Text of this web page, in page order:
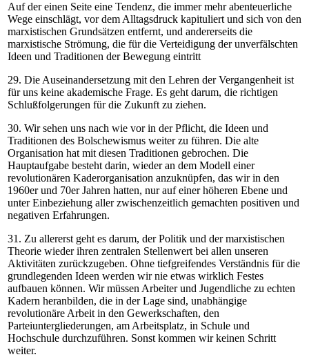
Auf der einen Seite eine Tendenz, die immer mehr abenteuerliche
Wege einschlägt, vor dem Alltagsdruck kapituliert und sich von den
marxistischen Grundsätzen entfernt, und andererseits die
marxistische Strömung, die für die Verteidigung der unverfälschten
Ideen und Traditionen der Bewegung eintritt
29. Die Auseinandersetzung mit den Lehren der Vergangenheit ist
für uns keine akademische Frage. Es geht darum, die richtigen
Schlußfolgerungen für die Zukunft zu ziehen.
30. Wir sehen uns nach wie vor in der Pflicht, die Ideen und
Traditionen des Bolschewismus weiter zu führen. Die alte
Organisation hat mit diesen Traditionen gebrochen. Die
Hauptaufgabe besteht darin, wieder an dem Modell einer
revolutionären Kaderorganisation anzuknüpfen, das wir in den
1960er und 70er Jahren hatten, nur auf einer höheren Ebene und
unter Einbeziehung aller zwischenzeitlich gemachten positiven und
negativen Erfahrungen.
31. Zu allererst geht es darum, der Politik und der marxistischen
Theorie wieder ihren zentralen Stellenwert bei allen unseren
Aktivitäten zurückzugeben. Ohne tiefgreifendes Verständnis für die
grundlegenden Ideen werden wir nie etwas wirklich Festes
aufbauen können. Wir müssen Arbeiter und Jugendliche zu echten
Kadern heranbilden, die in der Lage sind, unabhängige
revolutionäre Arbeit in den Gewerkschaften, den
Parteiuntergliederungen, am Arbeitsplatz, in Schule und
Hochschule durchzuführen. Sonst kommen wir keinen Schritt
weiter.